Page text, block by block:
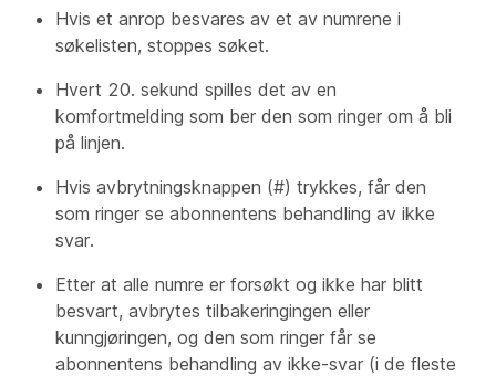
Hvis et anrop besvares av et av numrene i
søkelisten, stoppes søket.
Hvert 20. sekund spilles det av en
komfortmelding som ber den som ringer om å bli
på linjen.
Hvis avbrytningsknappen (#) trykkes, får den
som ringer se abonnentens behandling av ikke
svar.
Etter at alle numre er forsøkt og ikke har blitt
besvart, avbrytes tilbakeringingen eller
kunngjøringen, og den som ringer får se
abonnentens behandling av ikke-svar (i de fleste